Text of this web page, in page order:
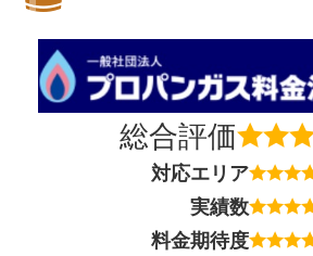
総合評価
対応エリア
実績数
料金期待度